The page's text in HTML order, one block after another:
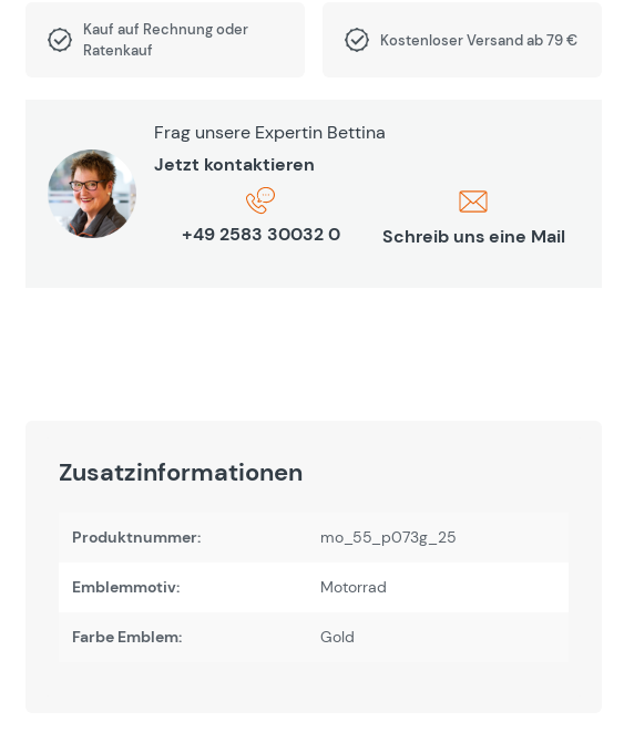
Kauf auf Rechnung oder
Ratenkauf
Kostenloser Versand ab 79 €
Frag unsere Expertin Bettina
Jetzt kontaktieren
+49 2583 30032 0 Schreib uns eine Mail
Zusatzinformationen
Produktnummer: mo_55_p073g_25
Emblemmotiv: Motorrad
Farbe Emblem: Gold